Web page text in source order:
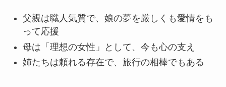
父親は職人気質で、娘の夢を厳しくも愛情をも
って応援
母は「理想の女性」として、今も心の支え
姉たちは頼れる存在で、旅行の相棒でもある